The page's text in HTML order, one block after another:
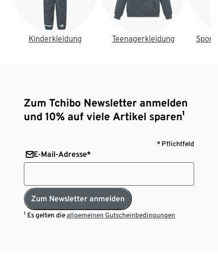
Kinderkleidung Teenagerkleidung
Zum Tchibo Newsletter anmelden
und 10% auf viele Artikel sparen¹
* Pflichtfeld
E-Mail-Adresse*
Zum Newsletter anmelden
¹ Es gelten dieallgemeinen Gutscheinbedingungen